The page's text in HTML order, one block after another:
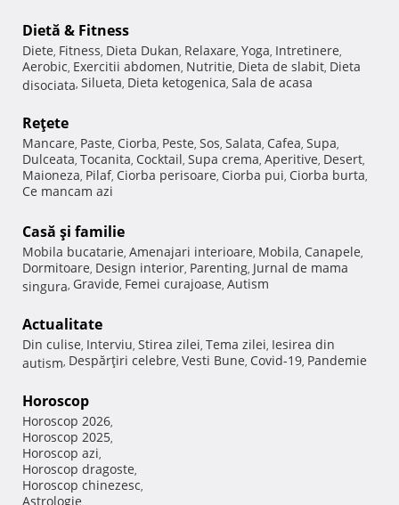
Dietă & Fitness
Diete, Fitness, Dieta Dukan, Relaxare, Yoga, Intretinere,
Aerobic, Exercitii abdomen, Nutritie, Dieta de slabit, Dieta
disociata, Silueta, Dieta ketogenica, Sala de acasa
Reţete
Mancare, Paste, Ciorba, Peste, Sos, Salata, Cafea, Supa,
Dulceata, Tocanita, Cocktail, Supa crema, Aperitive, Desert,
Maioneza, Pilaf, Ciorba perisoare, Ciorba pui, Ciorba burta,
Ce mancam azi
Casă şi familie
Mobila bucatarie, Amenajari interioare, Mobila, Canapele,
Dormitoare, Design interior, Parenting, Jurnal de mama
singura, Gravide, Femei curajoase, Autism
Actualitate
Din culise, Interviu, Stirea zilei, Tema zilei, Iesirea din
autism, Despărţiri celebre, Vesti Bune, Covid-19, Pandemie
Horoscop
Horoscop 2026,
Horoscop 2025,
Horoscop azi,
Horoscop dragoste,
Horoscop chinezesc,
Astrologie